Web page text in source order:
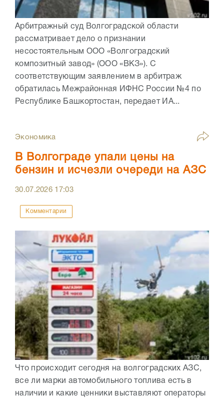
Арбитражный суд Волгоградской области
рассматривает дело о признании
несостоятельным ООО «Волгоградский
композитный завод» (ООО «ВКЗ»). С
соответствующим заявлением в арбитраж
обратилась Межрайонная ИФНС России №4 по
Республике Башкортостан, передает ИА...
Экономика
В Волгограде упали цены на
бензин и исчезли очереди на АЗС
30.07.2026 17:03
Комментарии
Что происходит сегодня на волгоградских АЗС,
все ли марки автомобильного топлива есть в
наличии и какие ценники выставляют операторы